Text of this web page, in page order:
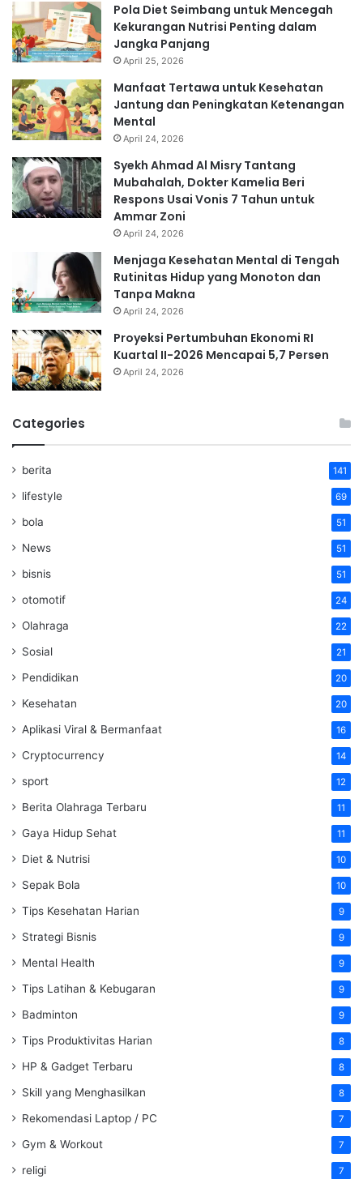
Pola Diet Seimbang untuk Mencegah
Kekurangan Nutrisi Penting dalam
Jangka Panjang
April 25, 2026
Manfaat Tertawa untuk Kesehatan
Jantung dan Peningkatan Ketenangan
Mental
April 24, 2026
Syekh Ahmad Al Misry Tantang
Mubahalah, Dokter Kamelia Beri
Respons Usai Vonis 7 Tahun untuk
Ammar Zoni
April 24, 2026
Menjaga Kesehatan Mental di Tengah
Rutinitas Hidup yang Monoton dan
Tanpa Makna
April 24, 2026
Proyeksi Pertumbuhan Ekonomi RI
Kuartal II-2026 Mencapai 5,7 Persen
April 24, 2026
Categories
berita 141
lifestyle 69
bola 51
News 51
bisnis 51
otomotif 24
Olahraga 22
Sosial 21
Pendidikan 20
Kesehatan 20
Aplikasi Viral & Bermanfaat 16
Cryptocurrency 14
sport 12
Berita Olahraga Terbaru 11
Gaya Hidup Sehat 11
Diet & Nutrisi 10
Sepak Bola 10
Tips Kesehatan Harian 9
Strategi Bisnis 9
Mental Health 9
Tips Latihan & Kebugaran 9
Badminton 9
Tips Produktivitas Harian 8
HP & Gadget Terbaru 8
Skill yang Menghasilkan 8
Rekomendasi Laptop / PC 7
Gym & Workout 7
religi 7